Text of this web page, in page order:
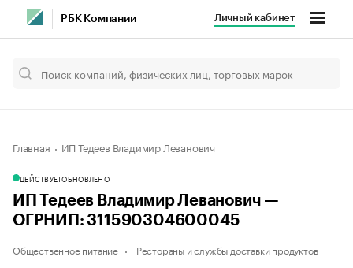
РБК Компании Личный кабинет
Главная ИП Тедеев Владимир Леванович
ДЕЙСТВУЕТОБНОВЛЕНО
ИП Тедеев Владимир Леванович —
ОГРНИП: 311590304600045
Общественное питание Рестораны и службы доставки продуктов